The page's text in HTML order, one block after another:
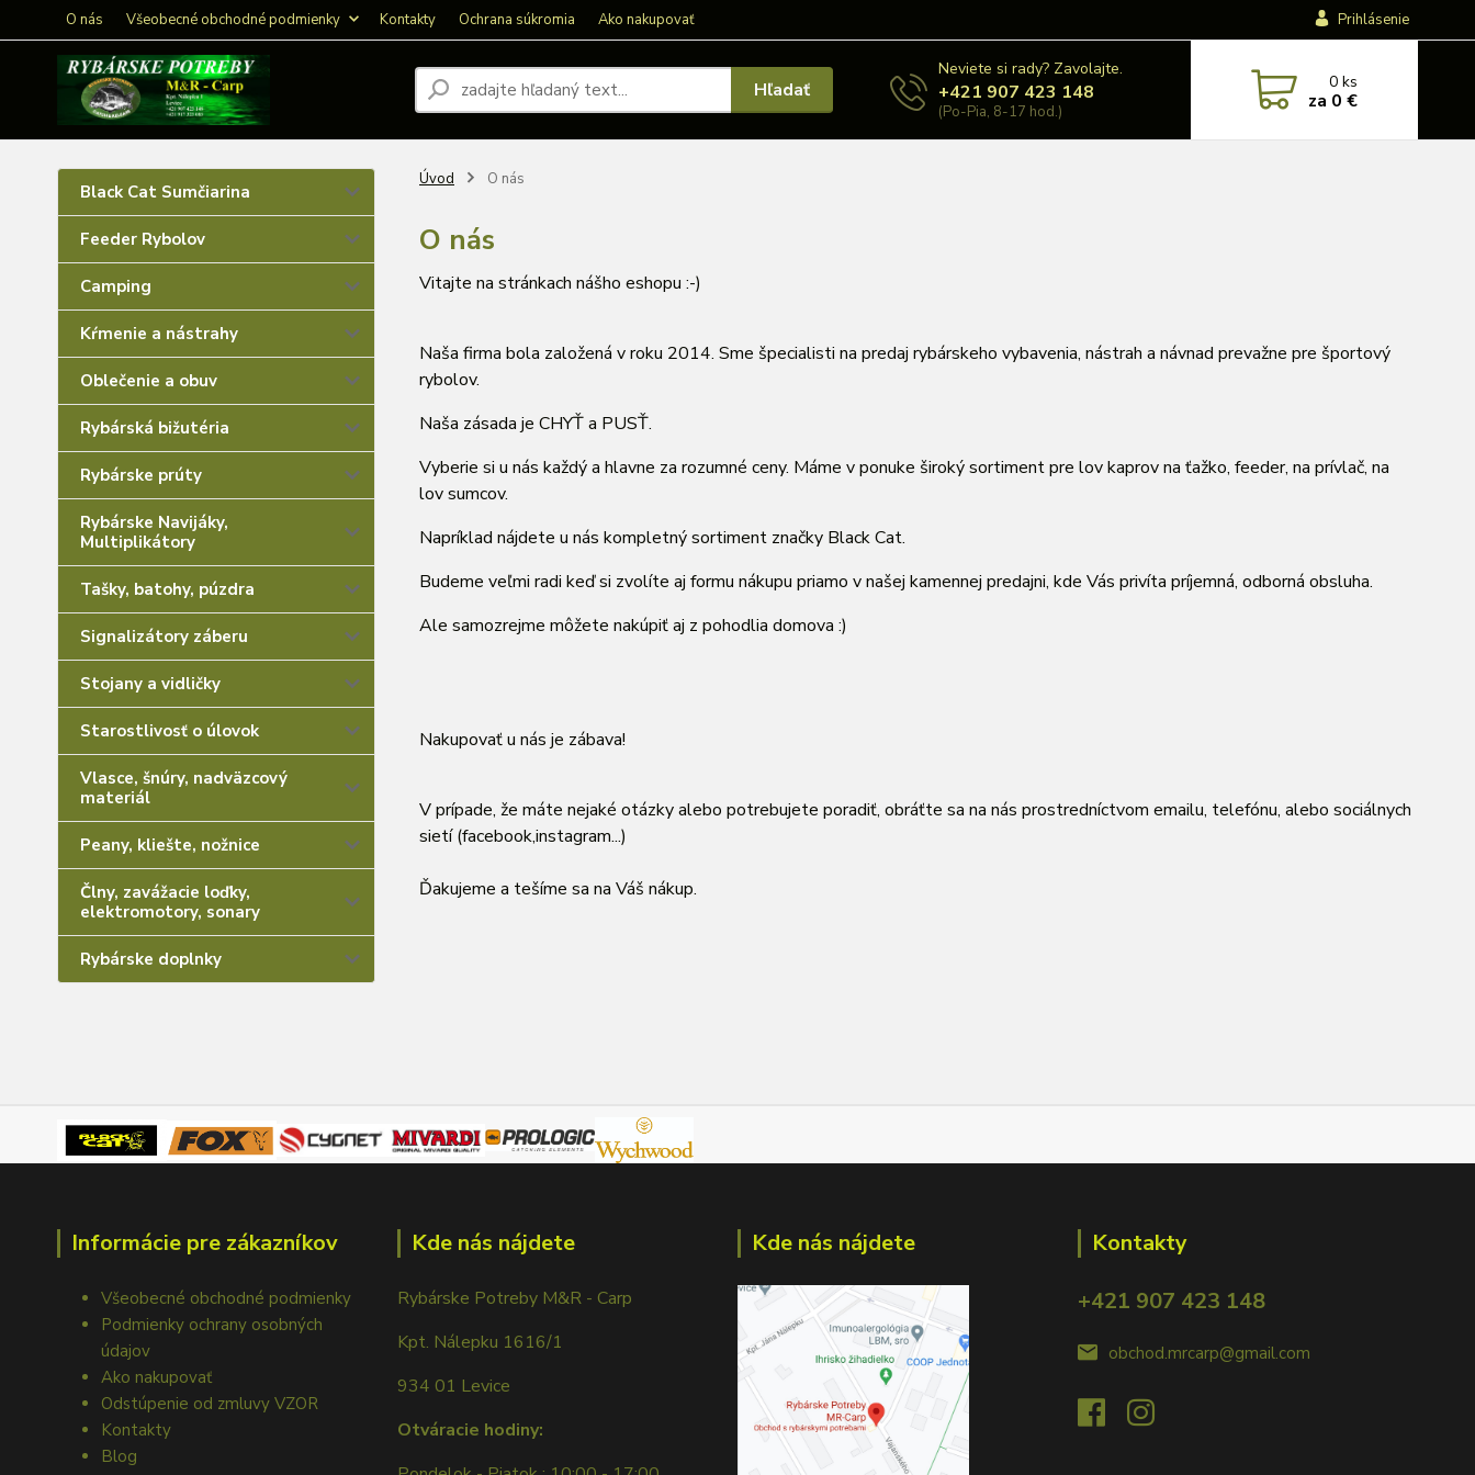
O nás Všeobecné obchodné podmienky Kontakty Ochrana súkromia Ako nakupovať Prihlásenie
Hľadať
Neviete si rady? Zavolajte.
+421 907 423 148
(Po-Pia, 8-17 hod.)
0ks
za 0 €
Black Cat Sumčiarina
Feeder Rybolov
Camping
Kŕmenie a nástrahy
Oblečenie a obuv
Rybárská bižutéria
Rybárske prúty
Rybárske Navijáky,
Multiplikátory
Tašky, batohy, púzdra
Signalizátory záberu
Stojany a vidličky
Starostlivosť o úlovok
Vlasce, šnúry, nadväzcový
materiál
Peany, kliešte, nožnice
Člny, zavážacie loďky,
elektromotory, sonary
Rybárske doplnky
Úvod O nás
O nás
Vitajte na stránkach nášho eshopu :-)
Naša firma bola založená v roku 2014. Sme špecialisti na predaj rybárskeho vybavenia, nástrah a návnad prevažne pre športový
rybolov.
Naša zásada je CHYŤ a PUSŤ.
Vyberie si u nás každý a hlavne za rozumné ceny. Máme v ponuke široký sortiment pre lov kaprov na ťažko, feeder, na prívlač, na
lov sumcov.
Napríklad nájdete u nás kompletný sortiment značky Black Cat.
Budeme veľmi radi keď si zvolíte aj formu nákupu priamo v našej kamennej predajni, kde Vás privíta príjemná, odborná obsluha.
Ale samozrejme môžete nakúpiť aj z pohodlia domova :)
Nakupovať u nás je zábava!
V prípade, že máte nejaké otázky alebo potrebujete poradiť, obráťte sa na nás prostredníctvom emailu, telefónu, alebo sociálnych
sietí (facebook,instagram...)
Ďakujeme a tešíme sa na Váš nákup.
Informácie pre zákazníkov
Všeobecné obchodné podmienky
Podmienky ochrany osobných
údajov
Ako nakupovať
Odstúpenie od zmluvy VZOR
Kontakty
Blog
Kde nás nájdete
Rybárske Potreby M&R - Carp
Kpt. Nálepku 1616/1
934 01 Levice
Otváracie hodiny:
Kde nás nájdete
Kontakty
+421 907 423 148
obchod.mrcarp@gmail.com